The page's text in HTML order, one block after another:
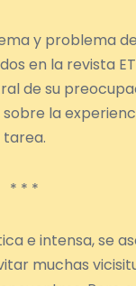
y problema
en la revista
de su
la
tarea.
* * *
e intensa, se
muchas